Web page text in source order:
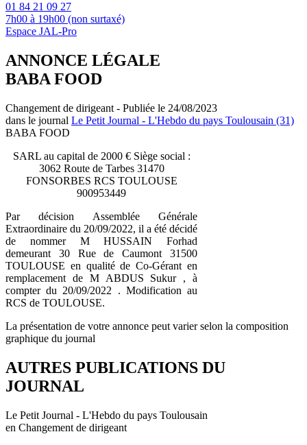
01 84 21 09 27
7h00 à 19h00 (non surtaxé)
Espace JAL-Pro
ANNONCE LÉGALE
BABA FOOD
Changement de dirigeant - Publiée le 24/08/2023
dans le journal Le Petit Journal - L'Hebdo du pays Toulousain (31)
BABA FOOD
SARL au capital de 2000 € Siège social :
3062 Route de Tarbes 31470
FONSORBES RCS TOULOUSE
900953449
Par décision Assemblée Générale
Extraordinaire du 20/09/2022, il a été décidé
de nommer M HUSSAIN Forhad
demeurant 30 Rue de Caumont 31500
TOULOUSE en qualité de Co-Gérant en
remplacement de M ABDUS Sukur , à
compter du 20/09/2022 . Modification au
RCS de TOULOUSE.
La présentation de votre annonce peut varier selon la composition
graphique du journal
AUTRES PUBLICATIONS DU
JOURNAL
Le Petit Journal - L'Hebdo du pays Toulousain
en Changement de dirigeant